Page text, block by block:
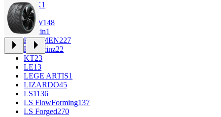
K&K1
K72
KDW148
Keskin1
KHOMEN227
Kronprinz22
KT23
LE13
LEGE ARTIS1
LIZARDO45
LS1136
LS FlowForming137
LS Forged270